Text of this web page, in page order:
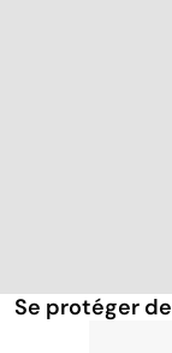
Se protéger